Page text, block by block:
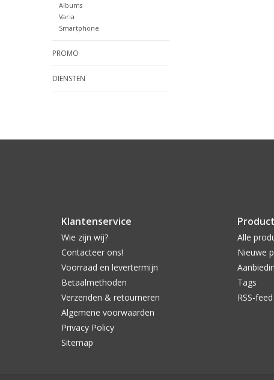
Albums
Varia
Smartphone
PROMO
DIENSTEN
Klantenservice
Wie zijn wij?
Contacteer ons!
Voorraad en levertermijn
Betaalmethoden
Verzenden & retourneren
Algemene voorwaarden
Privacy Policy
Sitemap
Alle
Nieuwe
Tags
RSS-feed